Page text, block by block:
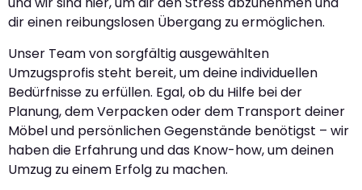
dir einen reibungslosen Übergang zu ermöglichen.
Unser Team von sorgfältig ausgewählten
Umzugsprofis steht bereit, um deine individuellen
Bedürfnisse zu erfüllen. Egal, ob du Hilfe bei der
Planung, dem Verpacken oder dem Transport deiner
Möbel und persönlichen Gegenstände benötigst – wir
haben die Erfahrung und das Know-how, um deinen
Umzug zu einem Erfolg zu machen.